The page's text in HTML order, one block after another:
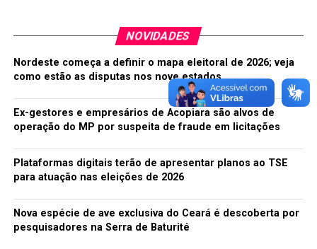
De acordo com a Polícia Civil do Estado do Ceará, um
homem foi preso e conduzido à Delegacia Regional de
Crateús, por envolvimento na ocorrência, ainda durante
a madrugada. Ele seria o corretor do loteamento.
As investigações iniciais apontam que um dos terrenos
dia 19 de julho. Na madrugada deste dia 26, os policiais
civis receberam informações de que o local havia sido
retirar os ocupantes à força. Algumas barracas foram
incendiadas com pessoas dentro, que se feriram. Além
NOVIDADES
Nordeste começa a definir o mapa eleitoral de 2026; veja
como estão as disputas nos nove estados
Ex-gestores e empresários de Acopiara são alvos de
operação do MP por suspeita de fraude em licitações
Plataformas digitais terão de apresentar planos ao TSE
para atuação nas eleições de 2026
Nova espécie de ave exclusiva do Ceará é descoberta por
pesquisadores na Serra de Baturité